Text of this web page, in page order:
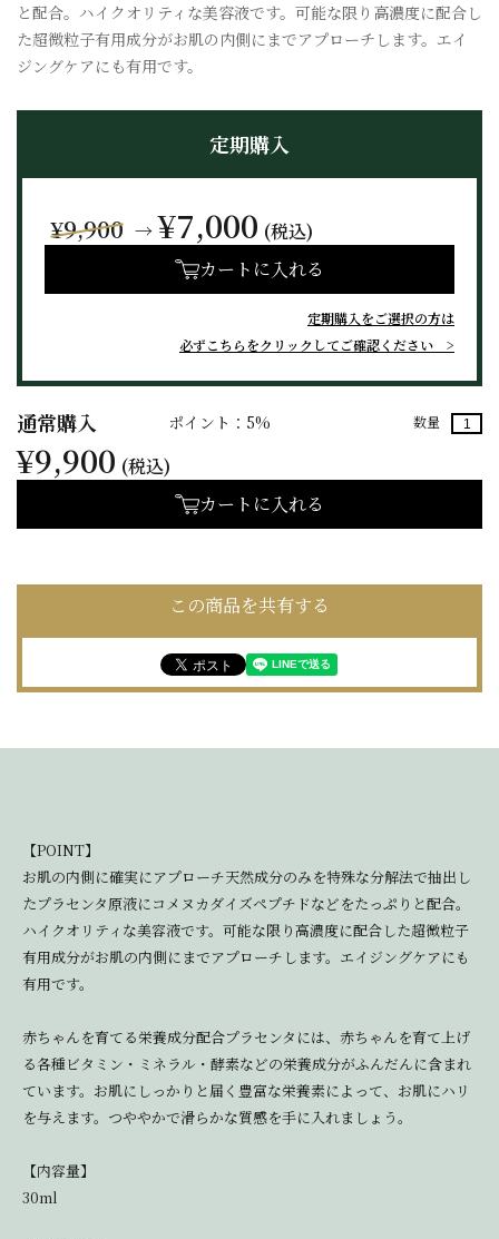
と配合。ハイクオリティな美容液です。可能な限り高濃度に配合し
た超微粒子有用成分がお肌の内側にまでアプローチします。エイ
ジングケアにも有用です。
定期購入
¥9,900 → ¥7,000 (税込)
カートに入れる
定期購入をご選択の方は
必ずこちらをクリックしてご確認ください
通常購入 ポイント：5% 数量
¥9,900 (税込)
カートに入れる
この商品を共有する
【POINT】
お肌の内側に確実にアプローチ天然成分のみを特殊な分解法で抽出し
たプラセンタ原液にコメヌカダイズペプチドなどをたっぷりと配合。
ハイクオリティな美容液です。可能な限り高濃度に配合した超微粒子
有用成分がお肌の内側にまでアプローチします。エイジングケアにも
有用です。
赤ちゃんを育てる栄養成分配合プラセンタには、赤ちゃんを育て上げ
る各種ビタミン・ミネラル・酵素などの栄養成分がふんだんに含まれ
ています。お肌にしっかりと届く豊富な栄養素によって、お肌にハリ
を与えます。つややかで滑らかな質感を手に入れましょう。
【内容量】
30ml